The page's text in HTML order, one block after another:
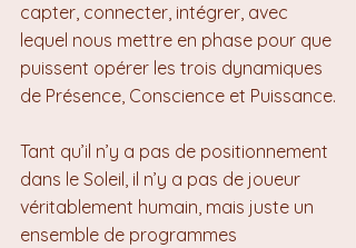
capter, connecter, intégrer, avec
lequel nous mettre en phase pour que
puissent opérer les trois dynamiques
de Présence, Conscience et Puissance.
Tant qu’il n’y a pas de positionnement
dans le Soleil, il n’y a pas de joueur
véritablement humain, mais juste un
ensemble de programmes